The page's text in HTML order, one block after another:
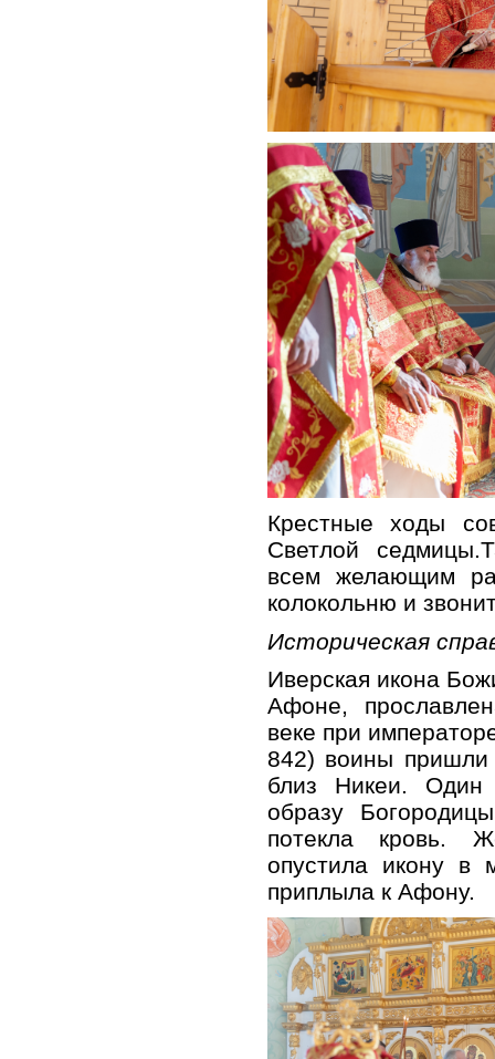
Крестные ходы
Светлой
всем желающим
колокольню и
Историческая
Иверская икона
Афоне,
веке при
842) воины пришли
близ Никеи.
образу
потекла кровь.
опустила икону
приплыла к Афону.